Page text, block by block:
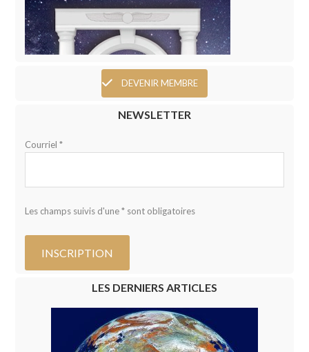
DEVENIR MEMBRE
NEWSLETTER
Courriel *
Les champs suivis d'une * sont obligatoires
LES DERNIERS ARTICLES